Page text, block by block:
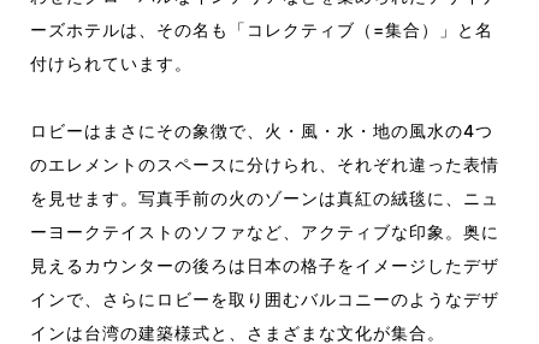
ーズホテルは、その名も「コレクティブ（=集合）」と名
付けられています。
ロビーはまさにその象徴で、火・風・水・地の風水の4つ
のエレメントのスペースに分けられ、それぞれ違った表情
を見せます。写真手前の火のゾーンは真紅の絨毯に、ニュ
ーヨークテイストのソファなど、アクティブな印象。奥に
見えるカウンターの後ろは日本の格子をイメージしたデザ
インで、さらにロビーを取り囲むバルコニーのようなデザ
インは台湾の建築様式と、さまざまな文化が集合。